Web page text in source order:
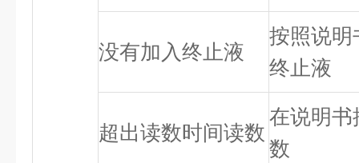
没有加入终止液
按照说明
终止液
超出读数时间读数
在说明书
数